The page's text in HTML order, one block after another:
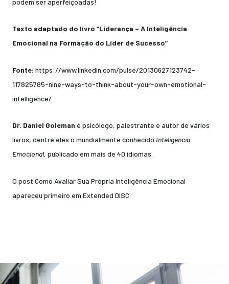
Texto adaptado do livro “Liderança – A Inteligência
Emocional na Formação do Líder de Sucesso”
Fonte: https://www.linkedin.com/pulse/20130627123742-
117825785-nine-ways-to-think-about-your-own-emotional-
intelligence/
Dr. Daniel Goleman é psicólogo, palestrante e autor de vários
livros, dentre eles o mundialmente conhecido Inteligência
Emocional, publicado em mais de 40 idiomas.
O post Como Avaliar Sua Própria Inteligência Emocional
apareceu primeiro em Extended DISC